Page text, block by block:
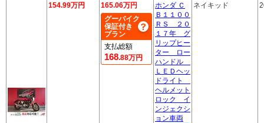
154.99万円
165.06万円
グーバイク
保証付き
プラン
支払総額
168.88万円
ホンダ Ｃ
Ｂ１１００
ＲＳ ２０
１７年 グ
リップヒー
ター ロー
ハンドル
ＬＥＤヘッ
ドライト
ヘルメット
ロック イ
ンジェクシ
ョン車両
ネイキッド